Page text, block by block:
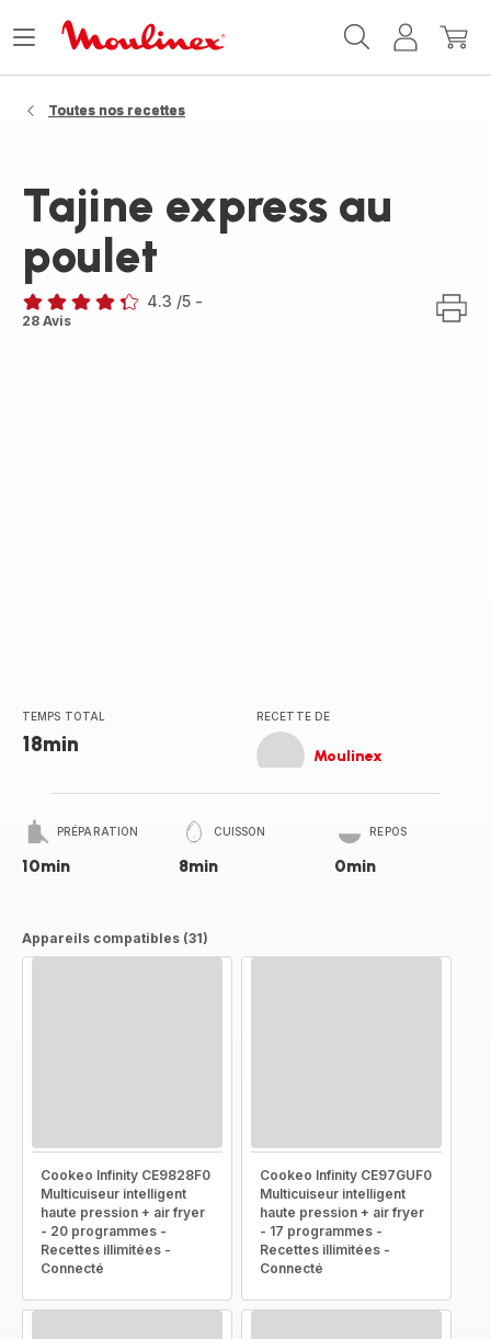
MonMon
Ouvrir
Toutes nos recettes
Tajine express au
poulet
ratings.4.3
4.3 /5 -
28 Avis
TEMPS TOTAL
18min
RECETTE DE
Moulinex
PRÉPARATION
10min
CUISSON
8min
REPOS
0min
Appareils compatibles (31)
Cookeo Infinity CE9828F0
Multicuiseur intelligent
haute pression + air fryer
- 20 programmes -
Recettes illimitées -
Connecté
Cookeo Infinity CE97GUF0
Multicuiseur intelligent
haute pression + air fryer
- 17 programmes -
Recettes illimitées -
Connecté